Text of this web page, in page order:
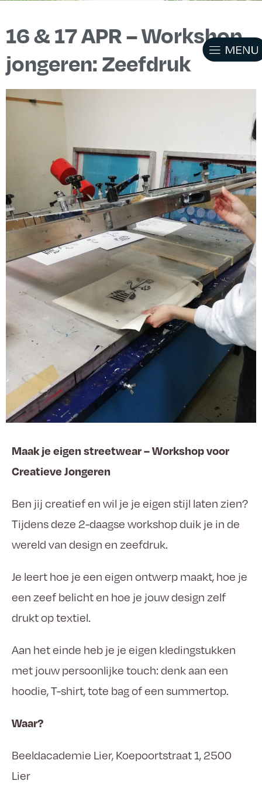
16 & 17 APR – Workshop
jongeren: Zeefdruk
Maak je eigen streetwear – Workshop voor
Creatieve Jongeren
Ben jij creatief en wil je je eigen stijl laten zien?
Tijdens deze 2-daagse workshop duik je in de
wereld van design en zeefdruk.
Je leert hoe je een eigen ontwerp maakt, hoe je
een zeef belicht en hoe je jouw design zelf
drukt op textiel.
Aan het einde heb je je eigen kledingstukken
met jouw persoonlijke touch: denk aan een
hoodie, T-shirt, tote bag of een summertop.
Waar?
Beeldacademie Lier, Koepoortstraat 1, 2500
Lier